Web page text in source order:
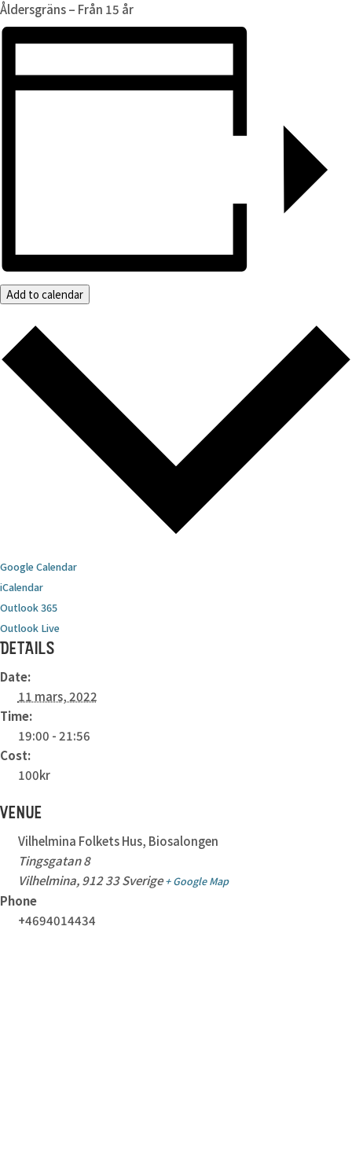
Åldersgräns – Från 15 år
Add to calendar
Google Calendar
iCalendar
Outlook 365
Outlook Live
DETAILS
Date:
11 mars, 2022
Time:
19:00 - 21:56
Cost:
100kr
VENUE
Vilhelmina Folkets Hus, Biosalongen
Tingsgatan 8
Vilhelmina, 912 33 Sverige + Google Map
Phone
+4694014434